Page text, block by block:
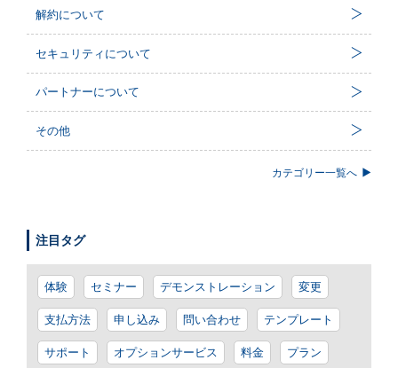
解約について
セキュリティについて
パートナーについて
その他
カテゴリー一覧へ
注目タグ
体験 セミナー デモンストレーション 変更
支払方法 申し込み 問い合わせ テンプレート
サポート オプションサービス 料金 プラン